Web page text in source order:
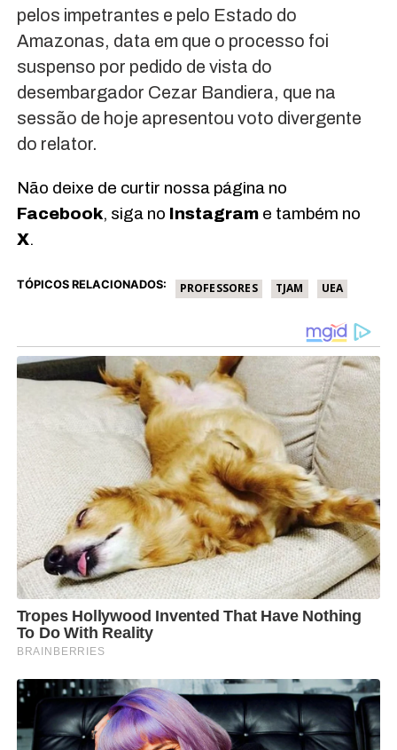
pelos impetrantes e pelo Estado do
Amazonas, data em que o processo foi
suspenso por pedido de vista do
desembargador Cezar Bandiera, que na
sessão de hoje apresentou voto divergente
do relator.
Não deixe de curtir nossa página no
Facebook, siga no Instagrame também no
X.
TÓPICOS RELACIONADOS: PROFESSORES TJAM UEA